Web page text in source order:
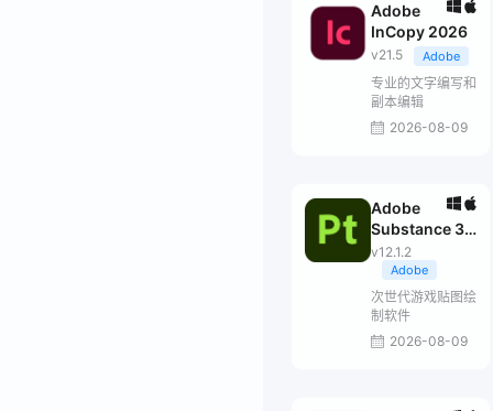
Adobe
InCopy 2026
v21.5 Adobe
专业的文字编写和
副本编辑
2026-08-09
Adobe
Substance 3D
Painter
v12.1.2
Adobe
次世代游戏贴图绘
制软件
2026-08-09